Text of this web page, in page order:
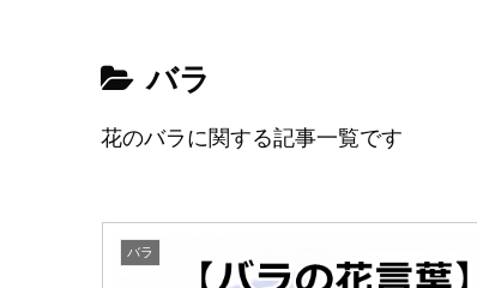
バラ
花のバラに関する記事一覧です
バラ